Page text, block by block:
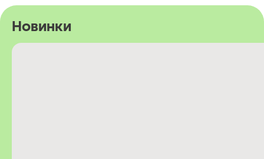
Новинки